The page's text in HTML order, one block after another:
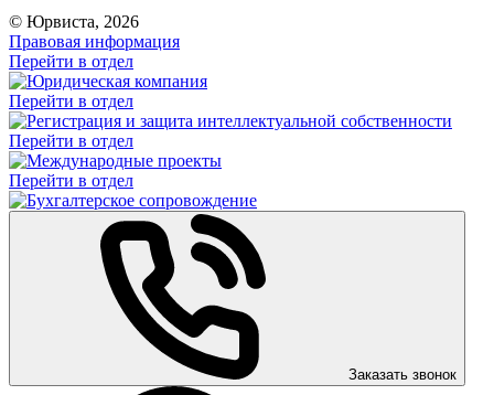
© Юрвиста, 2026
Правовая информация
Перейти в отдел
Перейти в отдел
Перейти в отдел
Перейти в отдел
Заказать звонок